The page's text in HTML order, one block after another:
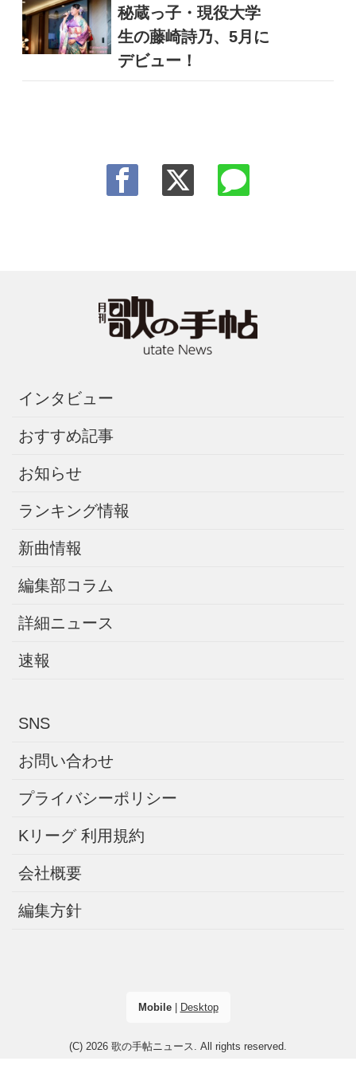
秘蔵っ子・現役大学
生の藤崎詩乃、5月に
デビュー！
インタビュー
おすすめ記事
お知らせ
ランキング情報
新曲情報
編集部コラム
詳細ニュース
速報
SNS
お問い合わせ
プライバシーポリシー
Kリーグ 利用規約
会社概要
編集方針
Mobile| Desktop
(C) 2026 歌の手帖ニュース . All rights reserved.